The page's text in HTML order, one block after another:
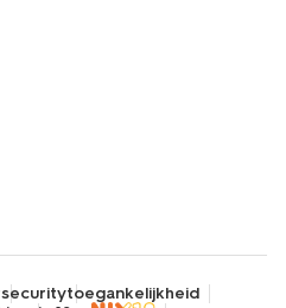
securitytoegankelijkheid